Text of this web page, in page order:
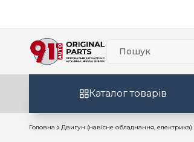
Каталог товарів
Головна Двигун (навісне обладнання, електрика)